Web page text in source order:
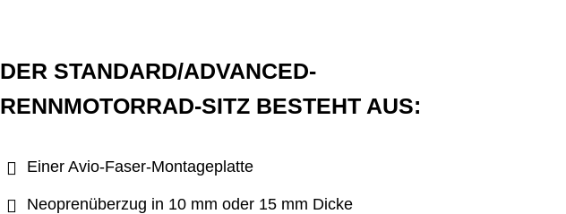
DER STANDARD/ADVANCED-
RENNMOTORRAD-SITZ BESTEHT AUS:
Einer Avio-Faser-Montageplatte
Neoprenüberzug in 10 mm oder 15 mm Dicke